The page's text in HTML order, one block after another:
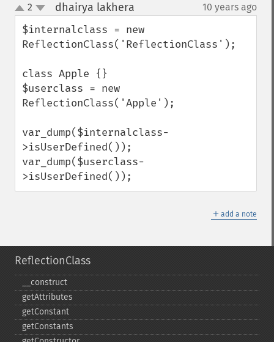
up
down
2 dhairya lakhera 10 years ago
$internalclass = new
ReflectionClass('ReflectionClass');
class Apple {}
$userclass = new
ReflectionClass('Apple');
var_dump($internalclass-
>isUserDefined());
var_dump($userclass-
>isUserDefined());
＋ add a note
ReflectionClass
_​_​construct
getAttributes
getConstant
getConstants